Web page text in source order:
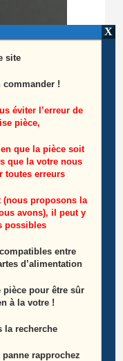
Référence:
Le
est :
20,00€.
site
!
éviter l’erreur de
pièce,
que la pièce soit
que la votre nous
toutes erreurs
(nous proposons la
avons), il peut y
possibles
entre
d’alimentation
pièce pour être sûr
à la votre !
la recherche
rapprochez
X